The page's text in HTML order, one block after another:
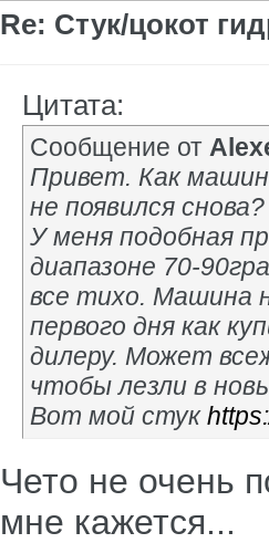
Re: Стук/цокот
Цитата:
Сообщение от
Привет. Как
не появился снова?
У меня подобная
диапазоне 70-
все тихо. Машина
первого дня как
дилеру. Может
чтобы лезли в
Вот мой стук
Чето не очень
мне кажется...